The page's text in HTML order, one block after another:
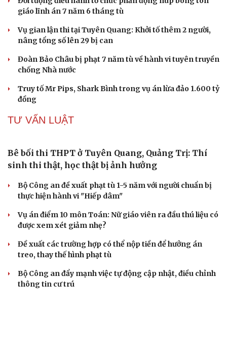
Truy tố tài xế xe tải vụ nữ sinh tử vong ở Vĩnh
Long
giáo lĩnh án 7 năm 6 tháng tù
nâng tổng số lên 29 bị can
Đoàn Bảo Châu bị phạt 7 năm tù về hành vi tuyên truyền
Truy tố Mr Pips, Shark Bình trong vụ án lừa đảo 1.600 tỷ
TƯ VẤN LUẬT
Bê bối thi THPT ở Tuyên Quang, Quảng Trị: Thí
sinh thi thật, học thật bị ảnh hưởng